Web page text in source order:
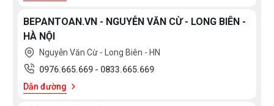
BEPANTOAN.VN - NGUYỄN VĂN CỪ - LONG BIÊN -
HÀ NỘI
Nguyễn Văn Cừ - Long Biên - HN
0976.665.669 - 0833.665.669
Dẫn đường